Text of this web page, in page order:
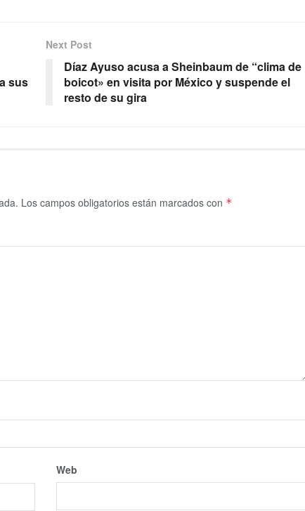
sus
Next Post
Díaz Ayuso acusa a Sheinbaum de “clima de
boicot» en visita por México y suspende el
resto de su gira
Los campos obligatorios están marcados con *
Web